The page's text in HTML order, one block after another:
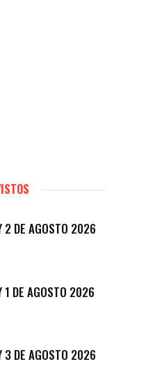
2 DE AGOSTO 2026
1 DE AGOSTO 2026
3 DE AGOSTO 2026